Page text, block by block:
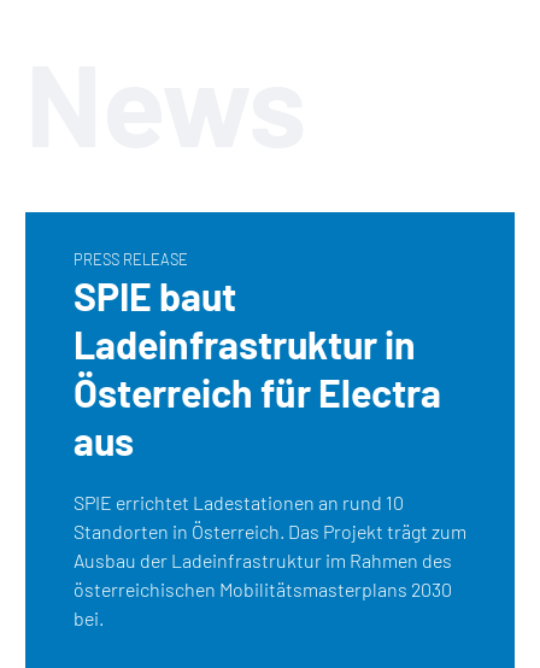
PRESS RELEASE
SPIE baut
Ladeinfrastruktur in
Österreich für Electra
aus
SPIE errichtet Ladestationen an rund 10
Standorten in Österreich. Das Projekt trägt zum
Ausbau der Ladeinfrastruktur im Rahmen des
österreichischen Mobilitätsmasterplans 2030
bei.